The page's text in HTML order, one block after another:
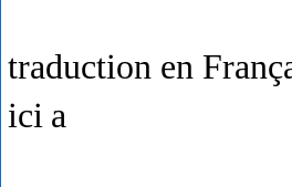
traduction en
ici a